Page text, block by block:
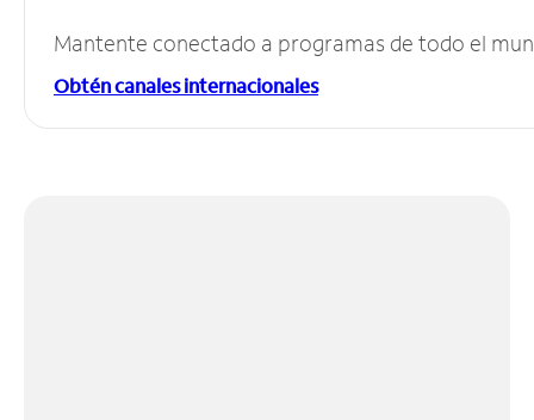
Mantente conectado a programas de todo el
Obtén canales internacionales